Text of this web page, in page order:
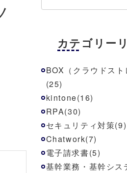
カテゴリー
BOX（クラウドスト
(25)
kintone(16)
RPA(30)
セキュリティ対策(9)
Chatwork(7)
電子請求書(5)
基幹業務・基幹シス